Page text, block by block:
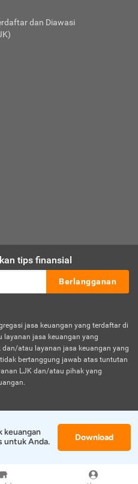
dan Diawasi
tips finansial
Berlangganan
jasa keuangan yang terdaftar di
layanan jasa keuangan yang
atau layanan jasa keuangan yang
bertanggung jawab atas tuntutan
LJK dan/atau pihak yang
keuangan
untuk Anda.
Download